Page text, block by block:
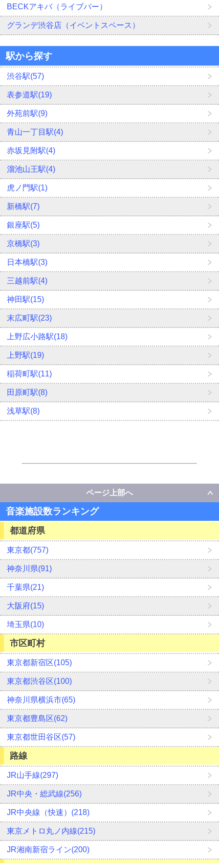
BECKアキバ（ライブバー）
グランデ渋谷店（イベントスペース）
駅から探す
渋谷駅(57)
表参道駅(19)
外苑前駅(9)
青山一丁目駅(4)
赤坂見附駅(4)
溜池山王駅(4)
虎ノ門駅(1)
新橋駅(7)
銀座駅(5)
京橋駅(3)
日本橋駅(3)
三越前駅(4)
神田駅(15)
末広町駅(23)
上野広小路駅(18)
上野駅(19)
稲荷町駅(11)
田原町駅(8)
浅草駅(8)
ページ上部へ
音楽施設数ランキング
都道府県
東京都(757)
神奈川県(91)
千葉県(21)
大阪府(15)
埼玉県(10)
市区町村
東京都新宿区(105)
東京都渋谷区(100)
神奈川県横浜市(65)
東京都豊島区(62)
東京都世田谷区(57)
路線
JR山手線(297)
JR中央・総武線(256)
JR中央線（快速）(218)
東京メトロ丸ノ内線(215)
JR湘南新宿ライン(200)